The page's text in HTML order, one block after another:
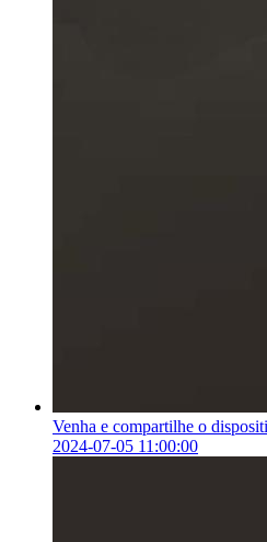
Venha e compartilhe o
2024-07-05 11:00:00